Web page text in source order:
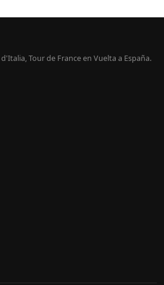
Tour de France en Vuelta a España.